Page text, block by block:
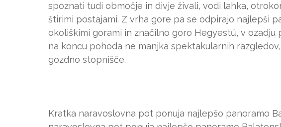
spoznati tudi območje in divje živali, vodi lahka,
štirimi postajami. Z vrha gore pa se odpirajo najlepši
okoliškimi gorami in značilno goro Hegyestű, v ozadju
na koncu pohoda ne manjka spektakularnih
gozdno stopnišče.
Kratka naravoslovna pot ponuja najlepšo panoramo